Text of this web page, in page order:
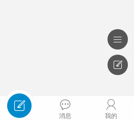
 
消息

我的

